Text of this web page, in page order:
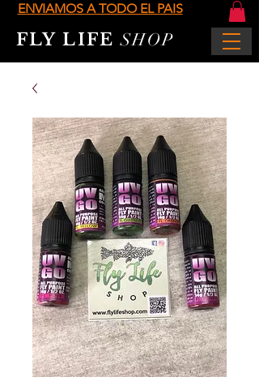
ENVIAMOS A TODO EL PAIS
FLY LIFESHOP